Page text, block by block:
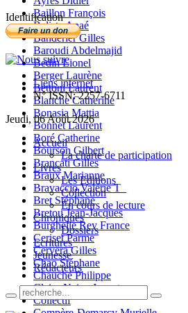
Baillon François
Balista Anaé
Banderier Gilles
Baroudi Abdelmajid
Bedin Lionel
Berger Laurène
Bettoni Laurent
Blanche Catherine
Bonasia Mattia
Bonnet Laurent
Boré Catherine
Bourson Gilbert
Brancati Gilles
Braux Marianne
Bravaccio Valérie T_
Bret Stéphane
Bretou Jean-Jacques
Burghelle Rey France
Ceriset Parme
Cervera Gilles
Chao Stéphane
Chauché Philippe
Claire-Neige Jaunet
Collectif
Identification
Liens internet
N° ISSN: 2257-6711
Jeudi, 06 Août 2026
Accueil
La charte de participation
Livres
Les Editions
Collection
En cours de lecture
Chroniques
Dossiers
Ecritures
Jeunesse
Rédacteurs